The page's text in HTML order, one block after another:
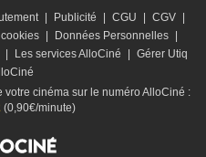
Publicité CGU CGV
Données Personnelles
Les services AlloCiné
Gérer Utiq
votre cinéma sur le numéro AlloCiné :
(0,90€/minute)